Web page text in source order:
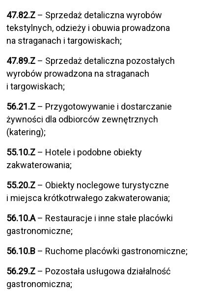
47.82.Z – Sprzedaż detaliczna wyrobów
tekstylnych, odzieży i obuwia prowadzona
na straganach i targowiskach;
47.89.Z – Sprzedaż detaliczna pozostałych
wyrobów prowadzona na straganach
i targowiskach;
56.21.Z – Przygotowywanie i dostarczanie
żywności dla odbiorców zewnętrznych
(katering);
55.10.Z – Hotele i podobne obiekty
zakwaterowania;
55.20.Z – Obiekty noclegowe turystyczne
i miejsca krótkotrwałego zakwaterowania;
56.10.A– Restauracje i inne stałe placówki
gastronomiczne;
56.10.B – Ruchome placówki gastronomiczne;
56.29.Z – Pozostała usługowa działalność
gastronomiczna;